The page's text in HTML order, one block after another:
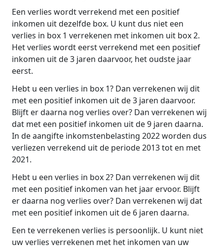
Een verlies wordt verrekend met een positief
inkomen uit dezelfde box. U kunt dus niet een
verlies in box 1 verrekenen met inkomen uit box 2.
Het verlies wordt eerst verrekend met een positief
inkomen uit de 3 jaren daarvoor, het oudste jaar
eerst.
Hebt u een verlies in box 1? Dan verrekenen wij dit
met een positief inkomen uit de 3 jaren daarvoor.
Blijft er daarna nog verlies over? Dan verrekenen wij
dat met een positief inkomen uit de 9 jaren daarna.
In de aangifte inkomstenbelasting 2022 worden dus
verliezen verrekend uit de periode 2013 tot en met
2021.
Hebt u een verlies in box 2? Dan verrekenen wij dit
met een positief inkomen van het jaar ervoor. Blijft
er daarna nog verlies over? Dan verrekenen wij dat
met een positief inkomen uit de 6 jaren daarna.
Een te verrekenen verlies is persoonlijk. U kunt niet
uw verlies verrekenen met het inkomen van uw